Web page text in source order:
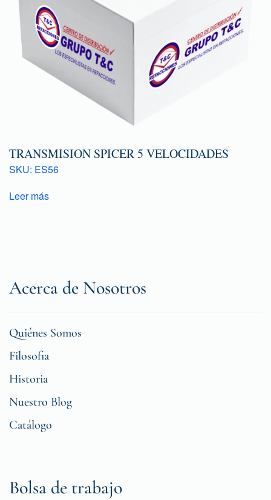
TRANSMISION SPICER 5 VELOCIDADES
SKU: ES56
Leer más
Acerca de Nosotros
Quiénes Somos
Filosofia
Historia
Nuestro Blog
Catálogo
Bolsa de trabajo